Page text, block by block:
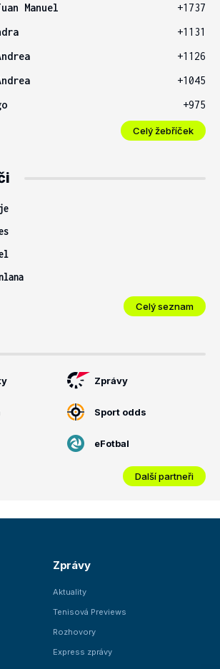
Manuel
+1737
+1131
+1126
+1045
+975
Celý žebříček
Celý seznam
Zprávy
Sport odds
eFotbal
Další partneři
Zprávy
Aktuality
Tenisová Previews
Rozhovory
Express zprávy